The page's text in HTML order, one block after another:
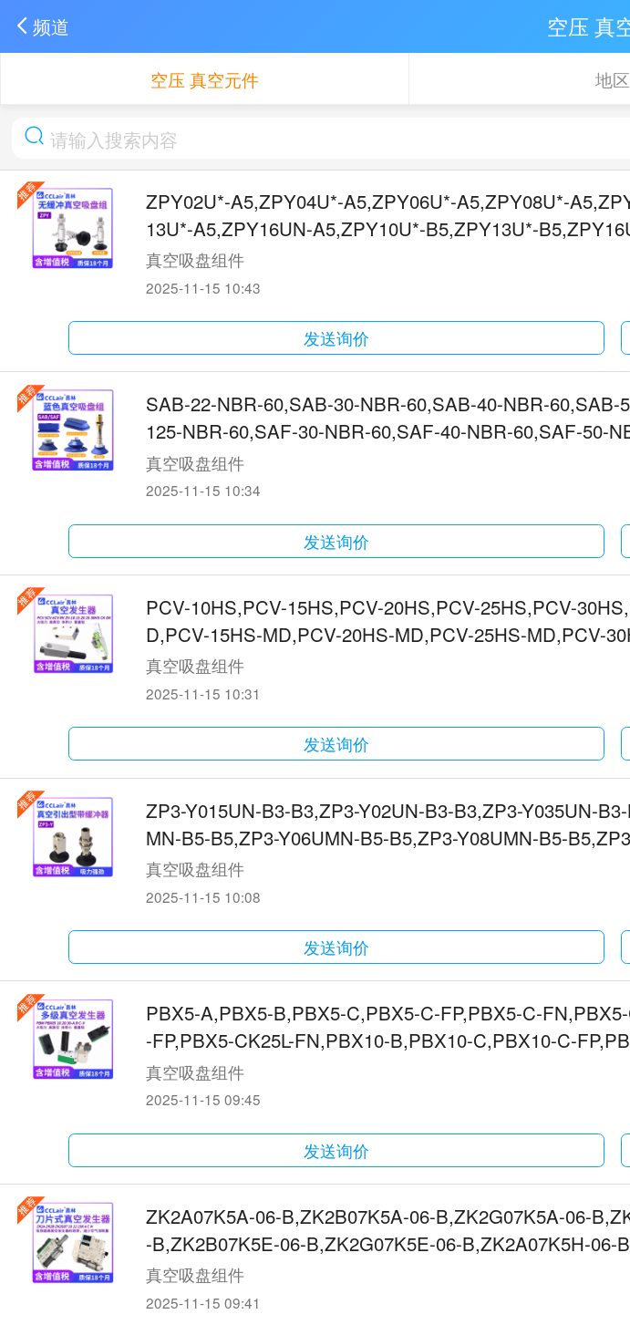
频道 空压 真
空压 真空元件 地区
ZPY02U*-A5,ZPY04U*-A5,ZPY06U*-A5,ZPY08U*-
13U*-A5,ZPY16UN-A5,ZPY10U*-B5,ZPY13U*-
*-B6真空吸盘
真空吸盘组件
2025-11-15 10:43
发送询价
SAB-22-NBR-60,SAB-30-NBR-60,SAB-40-NBR-
125-NBR-60,SAF-30-NBR-60,SAF-40-NBR-60,SAF-50-
真空吸盘组件
2025-11-15 10:34
发送询价
PCV-10HS,PCV-15HS,PCV-20HS,PCV-25HS,PCV-
D,PCV-15HS-MD,PCV-20HS-MD,PCV-25HS-MD,PCV-
D,PCV-30LS-MD真空发生器
真空吸盘组件
2025-11-15 10:31
发送询价
ZP3-Y015UN-B3-B3,ZP3-Y02UN-B3-B3,ZP3-Y035UN-
MN-B5-B5,ZP3-Y06UMN-B5-B5,ZP3-Y08UMN-B5-
4UMN-B5-,ZP3-Y06UMN-B5-真空吸盘
真空吸盘组件
2025-11-15 10:08
发送询价
PBX5-A,PBX5-B,PBX5-C,PBX5-C-FP,PBX5-C-
-FP,PBX5-CK25L-FN,PBX10-B,PBX10-C,PBX10-C-
0-CK25L,PBX10-CK25L-FP,PBX10-CK25L-FN真空发生器
真空吸盘组件
2025-11-15 09:45
发送询价
ZK2A07K5A-06-B,ZK2B07K5A-06-B,ZK2G07K5A-06-
-B,ZK2B07K5E-06-B,ZK2G07K5E-06-B,ZK2A07K5H-
-06-B,ZK2G07K5K-06-B,ZK2A07K5R-06-B真空发生器
真空吸盘组件
2025-11-15 09:41